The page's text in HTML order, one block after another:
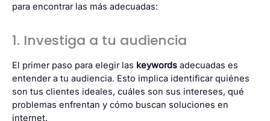
para encontrar las más adecuadas:
1. Investiga a tu audiencia
El primer paso para elegir las keywords adecuadas es
entender a tu audiencia. Esto implica identificar quiénes
son tus clientes ideales, cuáles son sus intereses, qué
problemas enfrentan y cómo buscan soluciones en
internet.